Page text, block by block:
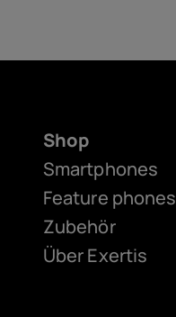
Shop
Smartphones
Feature phones
Zubehör
Über Exertis